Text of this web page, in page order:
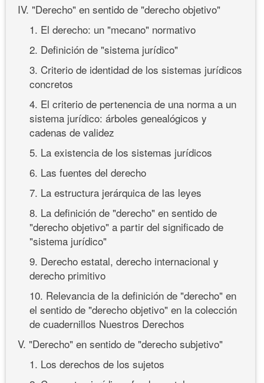
IV. "Derecho" en sentido de "derecho objetivo"
1. El derecho: un "mecano" normativo
2. Definición de "sistema jurídico"
3. Criterio de identidad de los sistemas jurídicos
concretos
4. El criterio de pertenencia de una norma a un
sistema jurídico: árboles genealógicos y
cadenas de validez
5. La existencia de los sistemas jurídicos
6. Las fuentes del derecho
7. La estructura jerárquica de las leyes
8. La definición de "derecho" en sentido de
"derecho objetivo" a partir del significado de
"sistema jurídico"
9. Derecho estatal, derecho internacional y
derecho primitivo
10. Relevancia de la definición de "derecho" en
el sentido de "derecho objetivo" en la colección
de cuadernillos Nuestros Derechos
V. "Derecho" en sentido de "derecho subjetivo"
1. Los derechos de los sujetos